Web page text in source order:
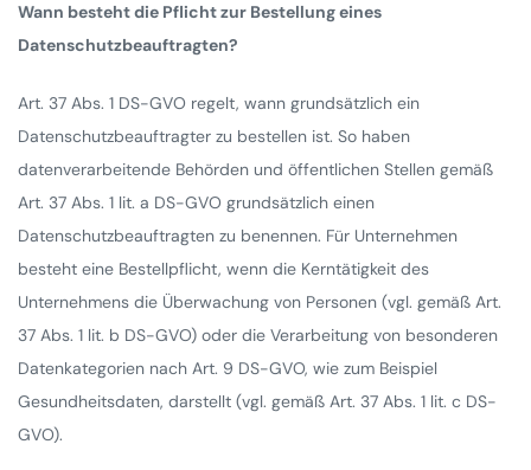
Wann besteht die Pflicht zur Bestellung eines
Datenschutzbeauftragten?
Art. 37 Abs. 1 DS-GVO regelt, wann grundsätzlich ein
Datenschutzbeauftragter zu bestellen ist. So haben
datenverarbeitende Behörden und öffentlichen Stellen gemäß
Art. 37 Abs. 1 lit. a DS-GVO grundsätzlich einen
Datenschutzbeauftragten zu benennen. Für Unternehmen
besteht eine Bestellpflicht, wenn die Kerntätigkeit des
Unternehmens die Überwachung von Personen (vgl. gemäß Art.
37 Abs. 1 lit. b DS-GVO) oder die Verarbeitung von besonderen
Datenkategorien nach Art. 9 DS-GVO, wie zum Beispiel
Gesundheitsdaten, darstellt (vgl. gemäß Art. 37 Abs. 1 lit. c DS-
GVO).